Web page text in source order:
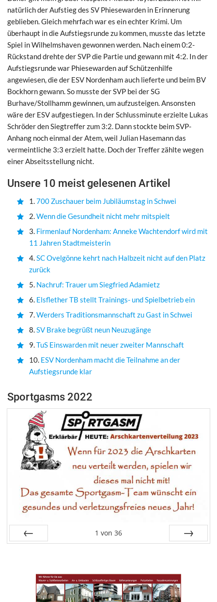
natürlich der Aufstieg des SV Phiesewarden in Erinnerung
geblieben. Gleich mehrfach war es ein echter Krimi. Um
überhaupt in die Aufstiegsrunde zu kommen, musste das letzte
Spiel in Wilhelmshaven gewonnen werden. Nach einem 0:2-
Rückstand drehte der SVP die Partie und gewann mit 4:2. In der
Aufstiegsrunde war Phiesewarden auf Schützenhilfe
angewiesen, die der ESV Nordenham auch lieferte und beim BV
Bockhorn gewann. So musste der SVP bei der SG
Burhave/Stollhamm gewinnen, um aufzusteigen. Ansonsten
wäre der ESV aufgestiegen. In der Schlussminute erzielte Lukas
Schröder den Siegtreffer zum 3:2. Dann stockte beim SVP-
Anhang noch einmal der Atem, weil Julian Hasemann das
vermeintliche 3:3 erzielt hatte. Doch der Treffer zählte wegen
einer Abseitsstellung nicht.
Unsere 10 meist gelesenen Artikel
1.700 Zuschauer beim Jubiläumstag in Schwei
2.Wenn die Gesundheit nicht mehr mitspielt
3. Firmenlauf Nordenham: Anneke Wachtendorf wird mit
11 Jahren Stadtmeisterin
4.SC Ovelgönne kehrt nach Halbzeit nicht auf den Platz
zurück
5. Nachruf: Trauer um Siegfried Adamietz
6. Elsflether TB stellt Trainings- und Spielbetrieb ein
7.Werders Traditionsmannschaft zu Gast in Schwei
8.SV Brake begrüßt neun Neuzugänge
9.TuS Einswarden mit neuer zweiter Mannschaft
10. ESV Nordenham macht die Teilnahme an der
Aufstiegsrunde klar
Sportgasms 2022
1 von 36